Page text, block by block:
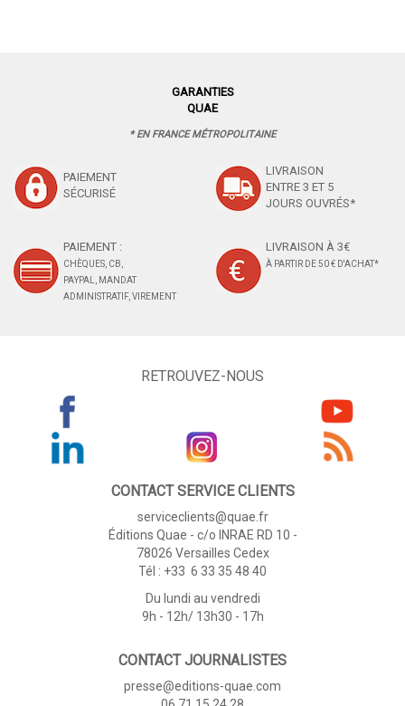
GARANTIES
QUAE
* EN FRANCE MÉTROPOLITAINE
PAIEMENT
SÉCURISÉ
LIVRAISON
ENTRE 3 ET 5
JOURS OUVRÉS*
PAIEMENT :
CHÈQUES, CB,
PAYPAL, MANDAT
ADMINISTRATIF, VIREMENT
LIVRAISON À 3€
À PARTIR DE 50 € D'ACHAT*
RETROUVEZ-NOUS
CONTACT SERVICE CLIENTS
serviceclients@quae.fr
Éditions Quae - c/o INRAE RD 10 -
78026 Versailles Cedex
Tél : +33 6 33 35 48 40
Du lundi au vendredi
9h - 12h/ 13h30 - 17h
CONTACT JOURNALISTES
presse@editions-quae.com